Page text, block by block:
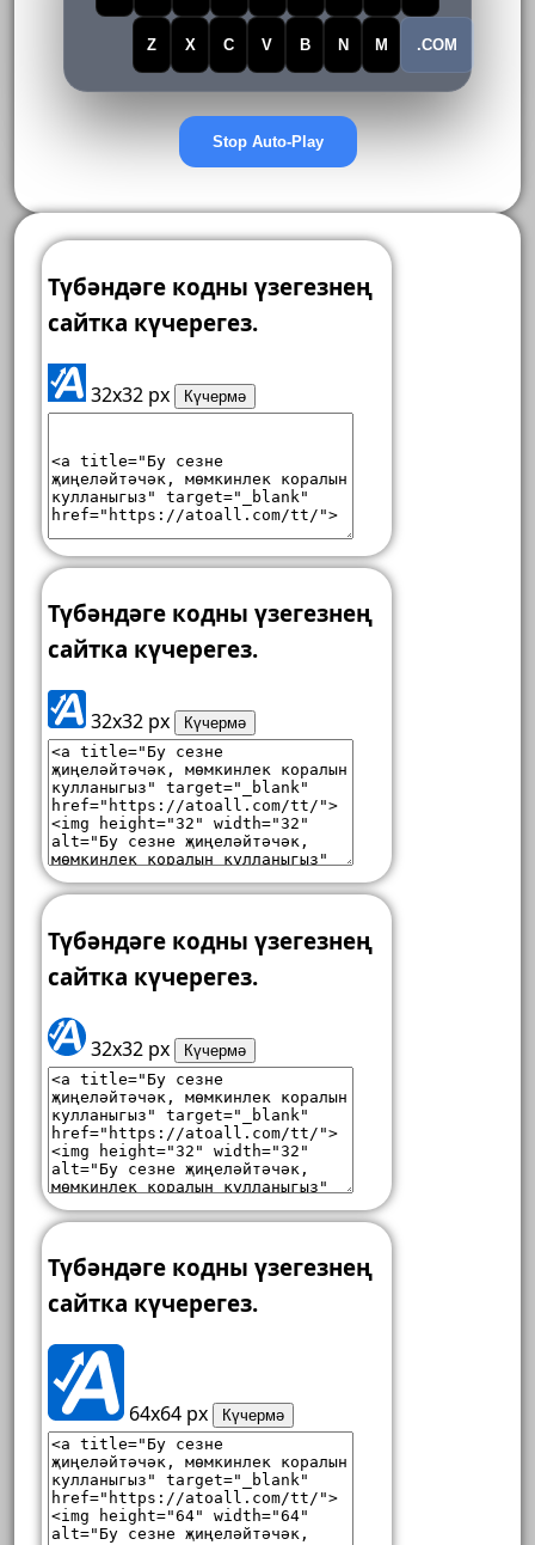
Z X C V B N M .COM
Stop Auto-Play
Түбәндәге кодны үзегезнең
сайтка күчерегез.
32x32 px Күчермә
Түбәндәге кодны үзегезнең
сайтка күчерегез.
32x32 px Күчермә
Түбәндәге кодны үзегезнең
сайтка күчерегез.
32x32 px Күчермә
Түбәндәге кодны үзегезнең
сайтка күчерегез.
64x64 px Күчермә